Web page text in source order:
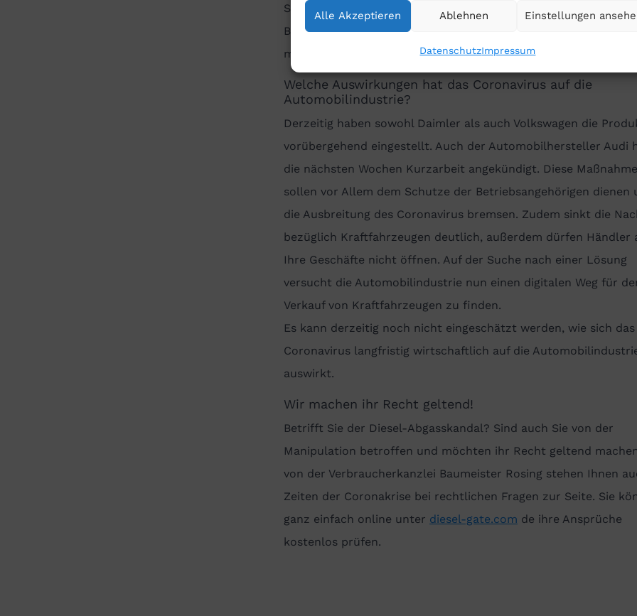
Alle Akzeptieren Ablehnen Einstellungen
DatenschutzImpressum
Sie Mandant oder Geschäftspartner der Verbraucherkanzlei
Baumeister Rosing sind, informieren wir Sie individuell bezüglich
möglicher Terminsverlegungen.
Welche Auswirkungen hat das Coronavirus auf die
Automobilindustrie?
Derzeitig haben sowohl Daimler als auch Volkswagen die
vorübergehend eingestellt. Auch der Automobilhersteller Audi
die nächsten Wochen Kurzarbeit angekündigt. Diese
sollen vor Allem dem Schutze der Betriebsangehörigen dienen
die Ausbreitung des Coronavirus bremsen. Zudem sinkt die
bezüglich Kraftfahrzeugen deutlich, außerdem dürfen Händler
Ihre Geschäfte nicht öffnen. Auf der Suche nach einer Lösung
versucht die Automobilindustrie nun einen digitalen Weg für
Verkauf von Kraftfahrzeugen zu finden.
Es kann derzeitig noch nicht eingeschätzt werden, wie sich das
Coronavirus langfristig wirtschaftlich auf die
auswirkt.
Wir machen ihr Recht geltend!
Betrifft Sie der Diesel-Abgasskandal? Sind auch Sie von der
Manipulation betroffen und möchten ihr Recht geltend
von der Verbraucherkanzlei Baumeister Rosing stehen Ihnen
Zeiten der Coronakrise bei rechtlichen Fragen zur Seite. Sie
ganz einfach online unter diesel-gate.com de ihre Ansprüche
kostenlos prüfen.